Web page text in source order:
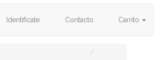
Identifícate Contacto Carrito